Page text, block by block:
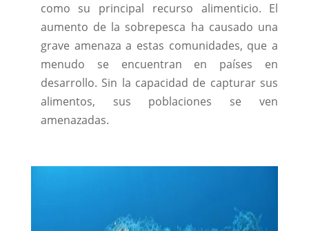
como su principal recurso alimenticio. El
aumento de la sobrepesca ha causado una
grave amenaza a estas comunidades, que a
menudo se encuentran en países en
desarrollo. Sin la capacidad de capturar sus
alimentos, sus poblaciones se ven
amenazadas.